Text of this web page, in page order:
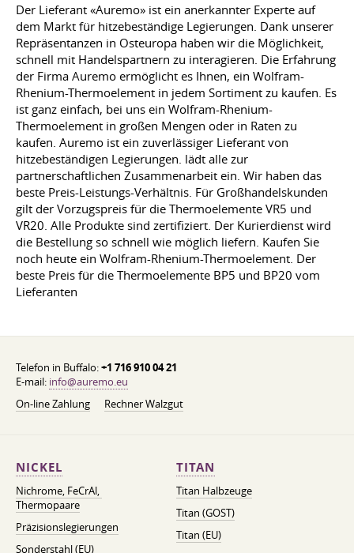
Der Lieferant «Auremo» ist ein anerkannter Experte auf
dem Markt für hitzebeständige Legierungen. Dank unserer
Repräsentanzen in Osteuropa haben wir die Möglichkeit,
schnell mit Handelspartnern zu interagieren. Die Erfahrung
der Firma Auremo ermöglicht es Ihnen, ein Wolfram-
Rhenium-Thermoelement in jedem Sortiment zu kaufen. Es
ist ganz einfach, bei uns ein Wolfram-Rhenium-
Thermoelement in großen Mengen oder in Raten zu
kaufen. Auremo ist ein zuverlässiger Lieferant von
hitzebeständigen Legierungen. lädt alle zur
partnerschaftlichen Zusammenarbeit ein. Wir haben das
beste Preis-Leistungs-Verhältnis. Für Großhandelskunden
gilt der Vorzugspreis für die Thermoelemente VR5 und
VR20. Alle Produkte sind zertifiziert. Der Kurierdienst wird
die Bestellung so schnell wie möglich liefern. Kaufen Sie
noch heute ein Wolfram-Rhenium-Thermoelement. Der
beste Preis für die Thermoelemente BP5 und BP20 vom
Lieferanten
Telefon in Buffalo:+1 716 910 04 21
E-mail: info@auremo.eu
On-line Zahlung
Rechner Walzgut
NICKEL
Nichrome, FeСrAl, ​​
Thermopaare
Präzisionslegierungen
Sonderstahl (EU)
TITAN
Titan Halbzeuge
Titan (GOST)
Titan (EU)